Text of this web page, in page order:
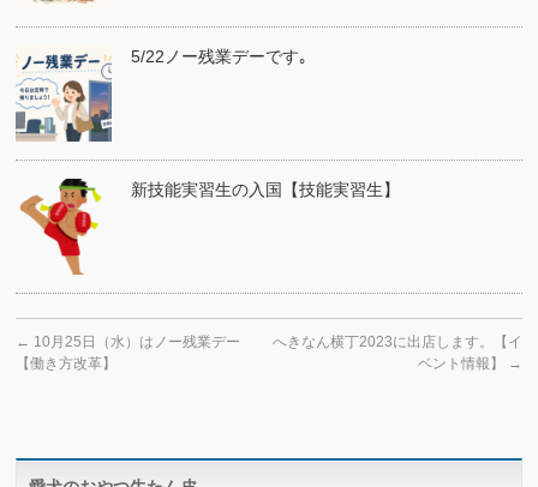
5/22ノー残業デーです｡
新技能実習生の入国【技能実習生】
← 10月25日（水）はノー残業デー
【働き方改革】
へきなん横丁2023に出店します。【イ
ベント情報】
→